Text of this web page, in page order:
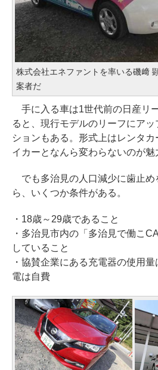
株式会社エネファントを率いる磯﨑
案者だ
手に入る車は1世代前の日産リ
ると、現行モデルのリーフにア
ションもある。形式上はレンタ
イカーとなんら変わらないのが魅
でも多治見の人口減少に歯止め
ら、いくつか条件がある。
・18歳～29歳であること
・多治見市内の「多治見で働こ
していること
・協賛企業にある充電器の使用
電は自費